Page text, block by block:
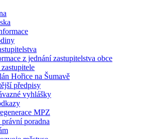
z jednání zastupitelstva obce
Hořice na Šumavě
předpisy
vyhlášky
MPZ
poradna